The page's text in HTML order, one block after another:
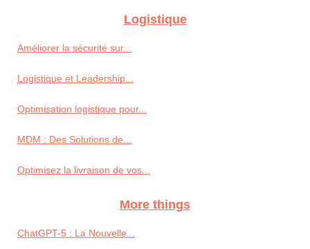
Logistique
Améliorer la sécurité sur...
Logistique et Leadership...
Optimisation logistique pour...
MDM : Des Solutions de...
Optimisez la livraison de vos...
More things
ChatGPT-5 : La Nouvelle...